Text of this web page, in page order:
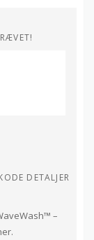
DETALJER
–